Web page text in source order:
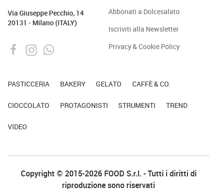
Via Giuseppe Pecchio, 14
20131 - Milano (ITALY)
Abbonati a Dolcesalato
Iscriviti alla Newsletter
Privacy & Cookie Policy
PASTICCERIA BAKERY GELATO CAFFÈ & CO.
CIOCCOLATO PROTAGONISTI STRUMENTI TREND
VIDEO
Copyright © 2015-2026 FOOD S.r.l. - Tutti i diritti di
riproduzione sono riservati